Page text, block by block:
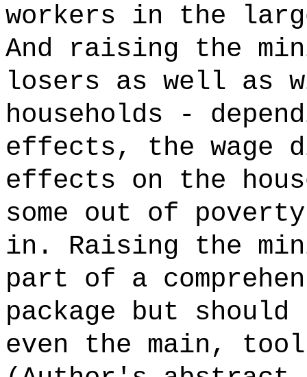
workers in the
And raising the
losers as well as
households -
effects, the wage
effects on the
some out of
in. Raising the
part of a
package but
even the main,